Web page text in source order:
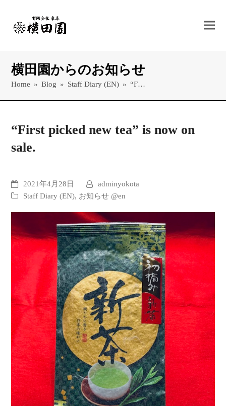
横田園からのお知らせ
Home » Blog » Staff Diary (EN) » “F…
“First picked new tea” is now on
sale.
2021年4月28日
adminyokota
Staff Diary (EN), お知らせ @en